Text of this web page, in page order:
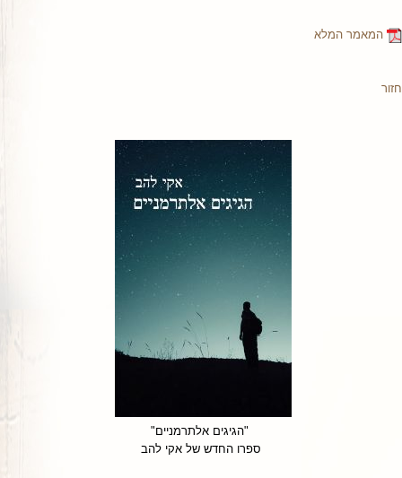
המאמר המלא
חזור
"הגיגים אלתרמניים"
ספרו החדש של אקי להב